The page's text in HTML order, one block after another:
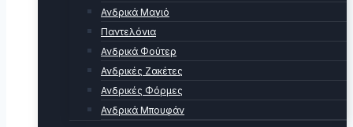
Ανδρικά Μαγιό
Παντελόνια
Ανδρικά Φούτερ
Ανδρικές Ζακέτες
Ανδρικές Φόρμες
Ανδρικά Μπουφάν